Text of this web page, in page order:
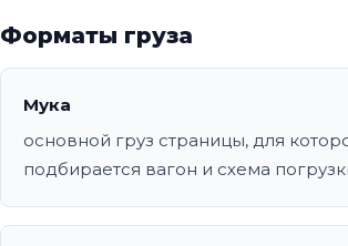
Форматы груза
Мука
основной груз страницы, для
подбирается вагон и схема